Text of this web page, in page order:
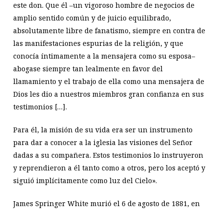
este don. Que él –un vigoroso hombre de negocios de
amplio sentido común y de juicio equilibrado,
absolutamente libre de fanatismo, siempre en contra de
las manifestaciones espurias de la religión, y que
conocía íntimamente a la mensajera como su esposa–
abogase siempre tan lealmente en favor del
llamamiento y el trabajo de ella como una mensajera de
Dios les dio a nuestros miembros gran confianza en sus
testimonios […].
Para él, la misión de su vida era ser un instrumento
para dar a conocer a la iglesia las visiones del Señor
dadas a su compañera. Estos testimonios lo instruyeron
y reprendieron a él tanto como a otros, pero los aceptó y
siguió implícitamente como luz del Cielo».
James Springer White murió el 6 de agosto de 1881, en